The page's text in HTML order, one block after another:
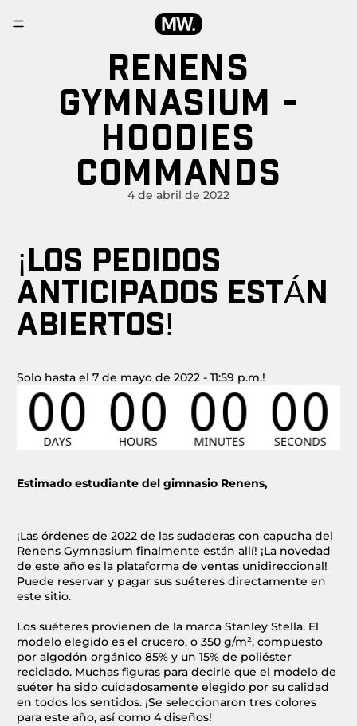
RENENS
GYMNASIUM -
HOODIES
COMMANDS
4 de abril de 2022
¡LOS PEDIDOS
ANTICIPADOS ESTÁN
ABIERTOS!
Solo hasta el 7 de mayo de 2022 - 11:59 p.m.!
Estimado estudiante del gimnasio Renens,
¡Las órdenes de 2022 de las sudaderas con capucha del
Renens Gymnasium finalmente están allí! ¡La novedad
de este año es la plataforma de ventas unidireccional!
Puede reservar y pagar sus suéteres directamente en
este sitio.
Los suéteres provienen de la marca Stanley Stella. El
modelo elegido es el crucero, o 350 g/m², compuesto
por algodón orgánico 85% y un 15% de poliéster
reciclado. Muchas figuras para decirle que el modelo de
suéter ha sido cuidadosamente elegido por su calidad
en todos los sentidos. ¡Se seleccionaron tres colores
para este año, así como 4 diseños!